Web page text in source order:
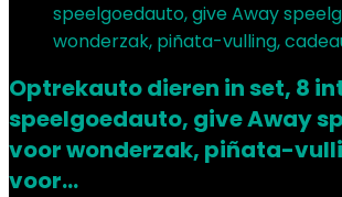
Optrekauto dieren in set, 8
speelgoedauto, give Away
voor wonderzak, piñata-
voor…